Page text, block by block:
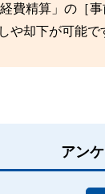
費精算」の［
や却下が可能で
アン